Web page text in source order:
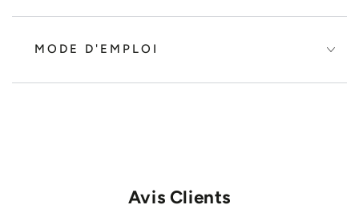
MODE D'EMPLOI
Avis Clients